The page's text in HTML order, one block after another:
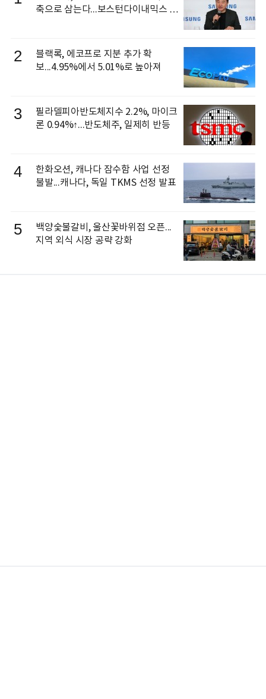
축으로 삼는다...보스턴다이내믹스 출
2
블랙록, 에코프로 지분 추가 확
보...4.95%에서 5.01%로 높아져
3
필라델피아반도체지수 2.2%, 마이크
론 0.94%↑...반도체주, 일제히 반등
4
한화오션, 캐나다 잠수함 사업 선정
불발...캐나다, 독일 TKMS 선정 발표
5
백양숯불갈비, 울산꽃바위점 오픈...
지역 외식 시장 공략 강화